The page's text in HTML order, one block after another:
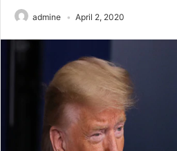
admine April 2, 2020